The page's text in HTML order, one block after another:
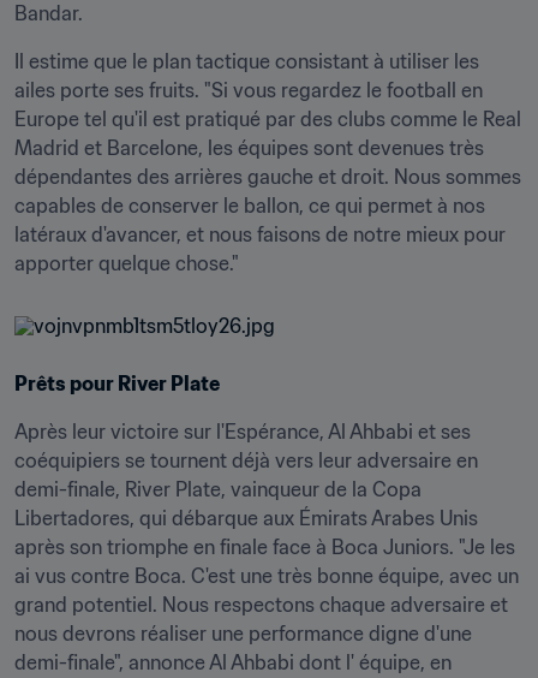
Bandar.
Il estime que le plan tactique consistant à utiliser les
ailes porte ses fruits. "Si vous regardez le football en
Europe tel qu'il est pratiqué par des clubs comme le Real
Madrid et Barcelone, les équipes sont devenues très
dépendantes des arrières gauche et droit. Nous sommes
capables de conserver le ballon, ce qui permet à nos
latéraux d'avancer, et nous faisons de notre mieux pour
apporter quelque chose."
Prêts pour River Plate
Après leur victoire sur l'Espérance, Al Ahbabi et ses
coéquipiers se tournent déjà vers leur adversaire en
demi-finale, River Plate, vainqueur de la Copa
Libertadores, qui débarque aux Émirats Arabes Unis
après son triomphe en finale face à Boca Juniors. "Je les
ai vus contre Boca. C'est une très bonne équipe, avec un
grand potentiel. Nous respectons chaque adversaire et
nous devrons réaliser une performance digne d'une
demi-finale", annonce Al Ahbabi dont l' équipe, en